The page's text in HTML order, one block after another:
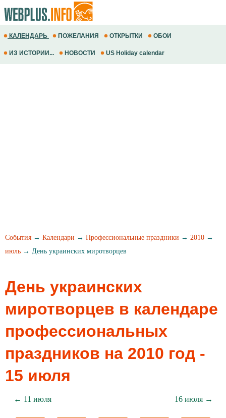
КАЛЕНДАРЬ ПОЖЕЛАНИЯ ОТКРЫТКИ ОБОИ
ИЗ ИСТОРИИ... НОВОСТИ US Holiday calendar
События → Календари → Профессиональные праздники → 2010 →
июль → День украинских миротворцев
День украинских
миротворцев в календаре
профессиональных
праздников на 2010 год -
15 июля
← 11 июля 16 июля →